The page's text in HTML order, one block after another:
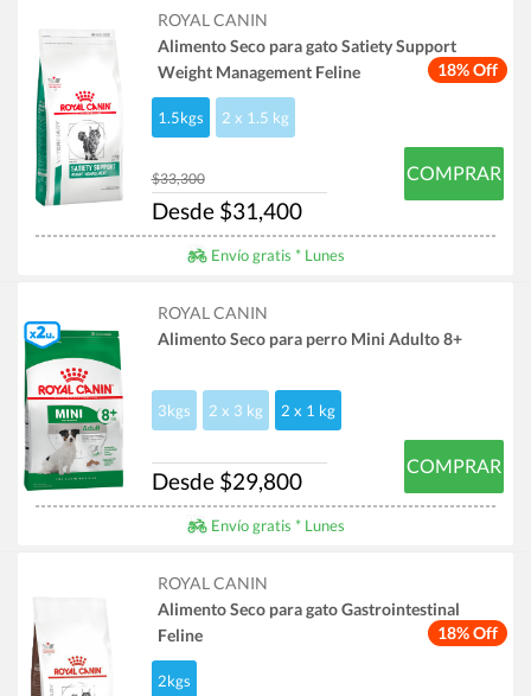
18% Off
ROYAL CANIN
Alimento Seco para gato Satiety Support
Weight Management Feline
1.5kgs 2 x 1.5 kg
$33,300
Desde $31,400
COMPRAR
Envío gratis * Lunes
ROYAL CANIN
Alimento Seco para perro Mini Adulto 8+
3kgs 2 x 3 kg 2 x 1 kg
Desde $29,800
COMPRAR
Envío gratis * Lunes
18% Off
ROYAL CANIN
Alimento Seco para gato Gastrointestinal
Feline
2kgs